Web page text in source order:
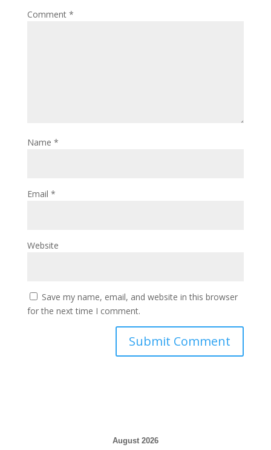
Comment *
Name *
Email *
Website
Save my name, email, and website in this browser
for the next time I comment.
August 2026